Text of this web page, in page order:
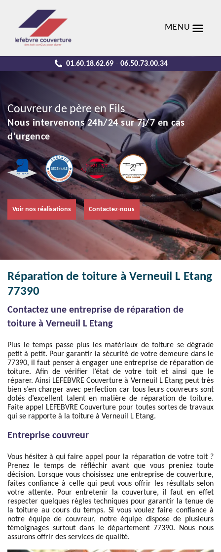
MENU
01.60.18.62.69 - 06.50.73.00.34
Couvreur de père en Fils
Nous intervenons 24h/24 sur 7j/7 en cas
d'urgence
Voir nos réalisations Contactez-nous
Réparation de toiture à Verneuil L Etang
77390
Contactez une entreprise de réparation de
toiture à Verneuil L Etang
Plus le temps passe plus les matériaux de toiture se dégrade
petit à petit. Pour garantir la sécurité de votre demeure dans le
77390, il faut penser à engager une entreprise de réparation de
toiture. Afin de vérifier l’état de votre toit et ainsi que le
réparer. Ainsi LEFEBVRE Couverture à Verneuil L Etang peut très
bien s’en charger avec perfection car tous leurs couvreurs sont
dotés d’excellent talent en matière de réparation de toiture.
Faite appel LEFEBVRE Couverture pour toutes sortes de travaux
qui se rapporte à la toiture à Verneuil L Etang.
Entreprise couvreur
Vous hésitez à qui faire appel pour la réparation de votre toit ?
Prenez le temps de réfléchir avant que vous preniez toute
décision. Lorsque vous choisissez une entreprise de couverture,
faites confiance à celle qui peut vous offrir les résultats selon
votre attente. Pour entretenir la couverture, il faut en effet
respecter quelques règles techniques pour garantir la tenue de
la toiture au cours du temps. Si vous voulez faire confiance à
notre équipe de couvreur, notre équipe dispose de plusieurs
témoignages surtout dans le département 77390. Nous nous
assurons offrir des services de qualité.